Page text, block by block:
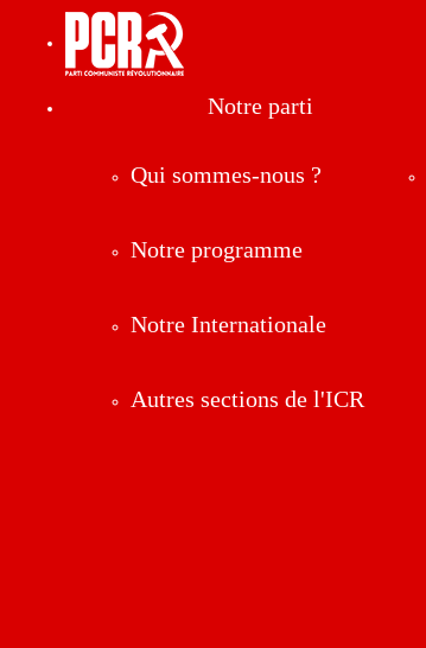
Notre parti
Qui sommes-nous ?
Notre programme
Notre Internationale
Autres sections de l'ICR